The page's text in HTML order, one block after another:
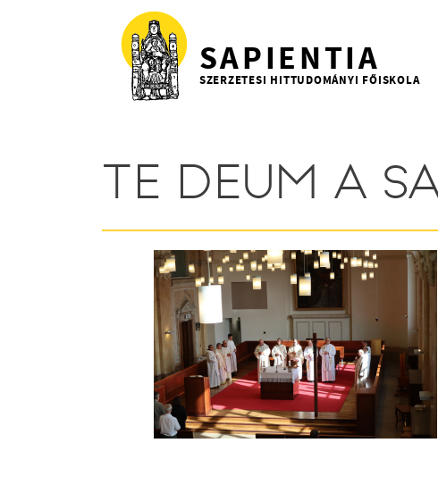
Ugrás a tartalomra
SAPIENTIA
SZERZETESI HITTUDOMÁNYI FŐISKOLA
TE DEUM A